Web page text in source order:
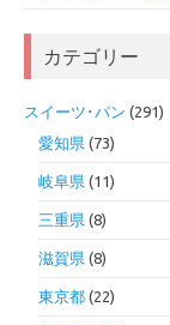
カテゴリー
スイーツ･パン (291)
愛知県 (73)
岐阜県 (11)
三重県 (8)
滋賀県 (8)
東京都 (22)